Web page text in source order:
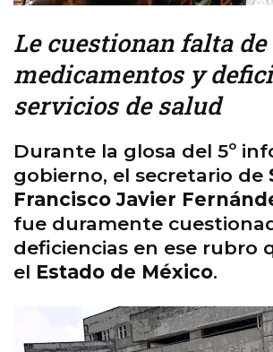
Le cuestionan falta de
medicamentos y
servicios de salud
Durante la glosa del 5º
gobierno, el secretario de
Francisco Javier
fue duramente
deficiencias en ese rubro
el Estado de México.